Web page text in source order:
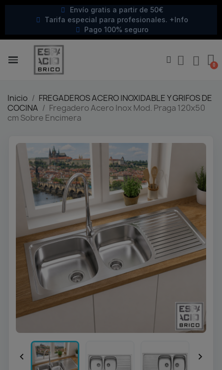
Envío gratis a partir de 50€
Tarifa especial para profesionales. +Info
Pago 100% seguro
Inicio
FREGADEROS ACERO INOXIDABLE Y GRIFOS DE
COCINA
Fregadero Acero Inox Mod. Praga 120x50
cm Sobre Encimera
 